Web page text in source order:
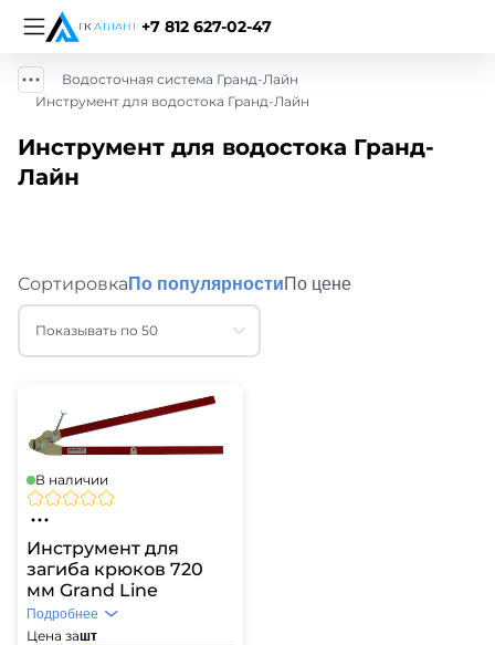
+7 812 627-02-47
Водосточная система Гранд-Лайн
Инструмент для водостока Гранд-Лайн
Инструмент для водостока Гранд-
Лайн
Сортировка По популярностиПо цене
Показывать по 50
В наличии
Инструмент для
загиба крюков 720
мм Grand Line
Цена зашт
Подробнее